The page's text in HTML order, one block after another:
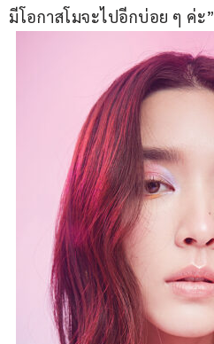
มีโอกาสโมจะไปอีกบ่อย ๆ ค่ะ”